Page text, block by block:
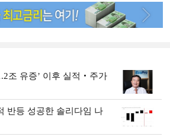
조 유증’ 이후 실적‧주가
반등 성공한 솔리다임 나